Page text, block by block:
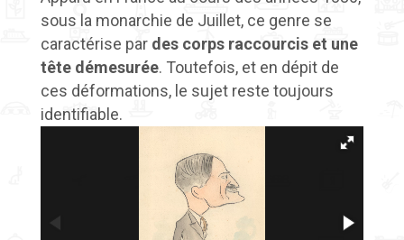
sous la monarchie de Juillet, ce genre se
caractérise par des corps raccourcis et une
tête démesurée. Toutefois, et en dépit de
ces déformations, le sujet reste toujours
identifiable.